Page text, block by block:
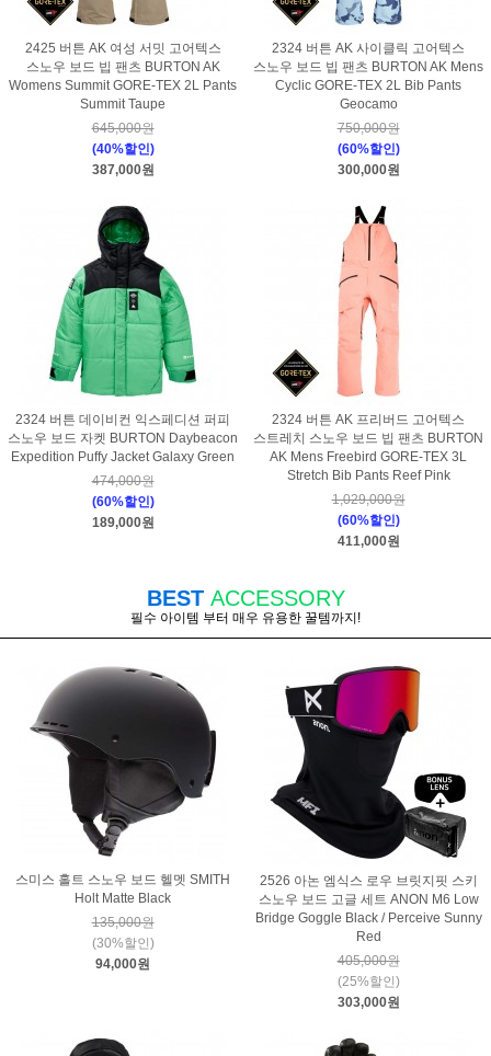
2425 버튼 AK 여성 서밋 고어텍스
스노우 보드 빕 팬츠 BURTON AK
Womens Summit GORE-TEX 2L Pants
Summit Taupe
645,000원
(40%할인)
387,000원
2324 버튼 AK 사이클릭 고어텍스
스노우 보드 빕 팬츠 BURTON AK Mens
Cyclic GORE-TEX 2L Bib Pants
Geocamo
750,000원
(60%할인)
300,000원
2324 버튼 데이비컨 익스페디션 퍼피
스노우 보드 자켓 BURTON Daybeacon
Expedition Puffy Jacket Galaxy Green
474,000원
(60%할인)
189,000원
2324 버튼 AK 프리버드 고어텍스
스트레치 스노우 보드 빕 팬츠 BURTON
AK Mens Freebird GORE-TEX 3L
Stretch Bib Pants Reef Pink
1,029,000원
(60%할인)
411,000원
BEST ACCESSORY
필수 아이템 부터 매우 유용한 꿀템까지!
스미스 홀트 스노우 보드 헬멧 SMITH
Holt Matte Black
135,000원
(30%할인)
94,000원
2526 아논 엠식스 로우 브릿지핏 스키
스노우 보드 고글 세트 ANON M6 Low
Bridge Goggle Black / Perceive Sunny
Red
405,000원
(25%할인)
303,000원